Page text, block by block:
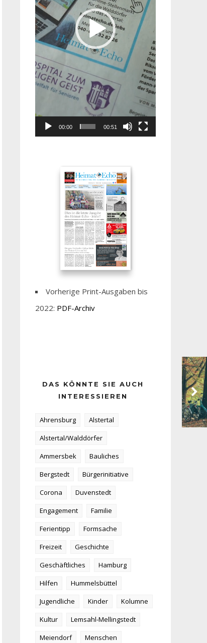
00:00 00:51
Vorherige Print-Ausgaben bis
2022: PDF-Archiv
DAS KÖNNTE SIE AUCH
INTERESSIEREN
Ahrensburg
Alstertal
Alstertal/Walddörfer
Ammersbek
Bauliches
Bergstedt
Bürgerinitiative
Corona
Duvenstedt
Engagement
Familie
Ferientipp
Formsache
Freizeit
Geschichte
Geschäftliches
Hamburg
Hilfen
Hummelsbüttel
Jugendliche
Kinder
Kolumne
Kultur
Lemsahl-Mellingstedt
Meiendorf
Menschen